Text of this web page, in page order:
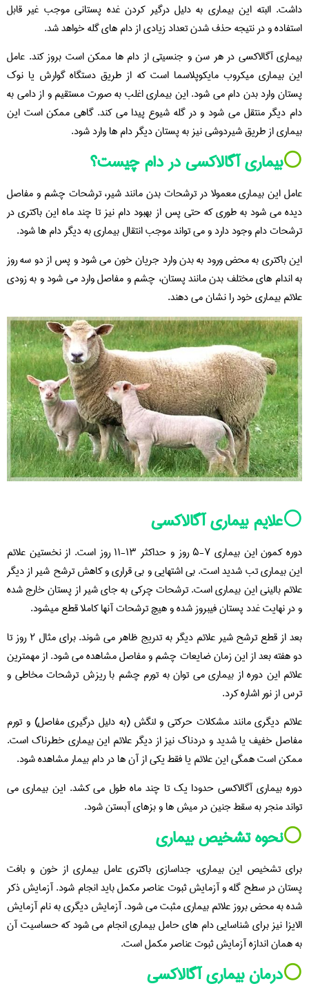
داشت. البته این بیماری به دلیل درگیر کردن غده پستانی موجب غیر قابل
استفاده و در نتیجه حذف شدن تعداد زیادی از دام های گله خواهد شد.
بیماری آگالاکسی در هر سن و جنسیتی از دام ها ممکن است بروز کند. عامل
این بیماری میکروب مایکوپلاسما است که از طریق دستگاه گوارش یا نوک
پستان وارد بدن دام می شود. این بیماری اغلب به صورت مستقیم و از دامی به
دام دیگر منتقل می شود و در گله شیوع پیدا می کند. گاهی ممکن است این
بیماری از طریق شیردوشی نیز به پستان دیگر دام ها وارد شود.
⚪️بیماری آگالاکسی در دام چیست؟
عامل این بیماری معمولا در ترشحات بدن مانند شیر، ترشحات چشم و مفاصل
دیده می شود به طوری که حتی پس از بهبود دام نیز تا چند ماه این باکتری در
ترشحات دام وجود دارد و می تواند موجب انتقال بیماری به دیگر دام ها شود.
این باکتری به محض ورود به بدن وارد جریان خون می شود و پس از دو سه روز
به اندام های مختلف بدن مانند پستان، چشم و مفاصل وارد می شود و به زودی
علائم بیماری خود را نشان می دهند.
⚪️علایم بیماری آگالاکسی
دوره کمون این بیماری ۷-۵ روز و حداکثر ۱۳-۱۱ روز است. از نخستین علائم
این بیماری تب شدید است. بی اشتهایی و بی قراری و کاهش ترشح شیر از دیگر
علائم بالینی این بیماری است. ترشحات چرکی به جای شیر از پستان خارج شده
و در نهایت غدد پستان فیبروز شده و هیچ ترشحات آنها کاملا قطع میشود.
بعد از قطع ترشح شیر علائم دیگر به تدریج ظاهر می شوند. برای مثال ۲ روز تا
دو هفته بعد از این زمان ضایعات چشم و مفاصل مشاهده می شود. از مهمترین
علائم این دوره از بیماری می توان به تورم چشم با ریزش ترشحات مخاطی و
ترس از نور اشاره کرد.
علائم دیگری مانند مشکلات حرکتی و لنگش (به دلیل درگیری مفاصل) و تورم
مفاصل خفیف یا شدید و دردناک نیز از دیگر علائم این بیماری خطرناک است.
ممکن است همگی این علائم یا فقط یکی از آن ها در دام بیمار مشاهده شود.
دوره بیماری آگالاکسی حدودا یک تا چند ماه طول می کشد. این بیماری می
تواند منجر به سقط جنین در میش ها و بزهای آبستن شود.
⚪️نحوه تشخیص بیماری
برای تشخیص این بیماری، جداسازی باکتری عامل بیماری از خون و بافت
پستان در سطح گله و آزمایش ثبوت عناصر مکمل باید انجام شود. آزمایش ذکر
شده به محض بروز علائم بیماری مثبت می شود. آزمایش دیگری به نام آزمایش
الایزا نیز برای شناسایی دام های حامل بیماری انجام می شود که حساسیت آن
به همان اندازه آزمایش ثبوت عناصر مکمل است.
⚪️درمان بیماری آگالاکسی